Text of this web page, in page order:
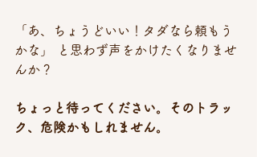
「あ、ちょうどいい！タダなら頼もう
かな」 と思わず声をかけたくなりませ
んか？
ちょっと待ってください。そのトラッ
ク、危険かもしれません。